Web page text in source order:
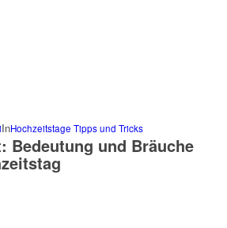
InHochzeitstage Tipps und Tricks
Bedeutung und Bräuche